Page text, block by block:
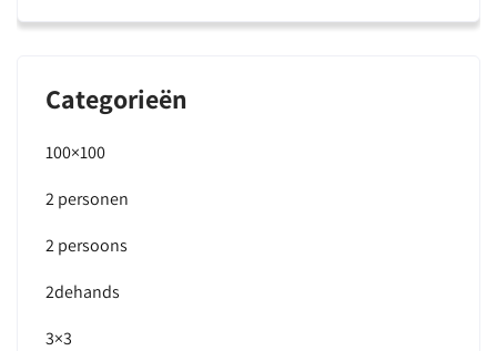
Categorieën
100×100
2 personen
2 persoons
2dehands
3×3